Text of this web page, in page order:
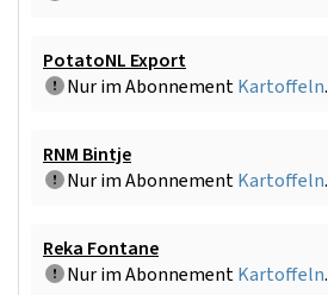
PotatoNL Export
Nur im AbonnementKartoffeln.
RNM Bintje
Nur im AbonnementKartoffeln.
Reka Fontane
Nur im AbonnementKartoffeln.